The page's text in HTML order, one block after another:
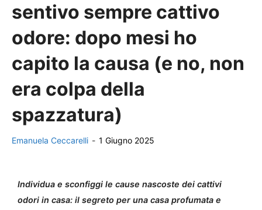
sentivo sempre cattivo
odore: dopo mesi ho
capito la causa (e no, non
era colpa della
spazzatura)
Emanuela Ceccarelli - 1 Giugno 2025
Individua e sconfiggi le cause nascoste dei cattivi
odori in casa: il segreto per una casa profumata e